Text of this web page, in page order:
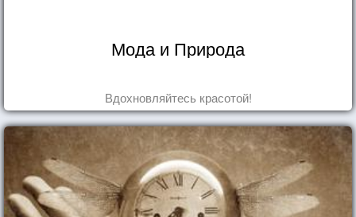
Мода и Природа
Вдохновляйтесь красотой!